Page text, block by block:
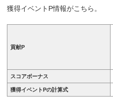
獲得イベントP情報がこちら。
貢献P
スコアボーナス
獲得イベントPの計算式